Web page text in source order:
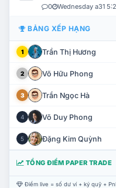
0 Wednesday a31
BẢNG XẾP HẠNG
1 Trần Thị Hương
2 Võ Hữu Phong
3 Trần Ngọc Hà
4 Võ Duy Phong
5 Đặng Kim Quỳnh
TỔNG ĐIỂM PAPER TRADE
Điểm live = số dư ví + ký quỹ +